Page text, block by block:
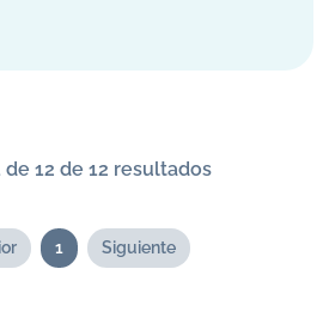
de 12 de 12 resultados
1 Siguiente